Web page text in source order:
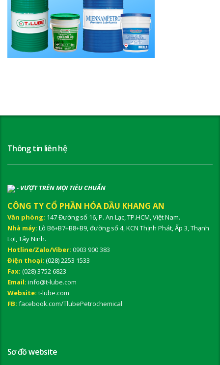
Thông tin liên hệ
- VƯỢT TRÊN MỌI TIÊU CHUẨN
CÔNG TY CỔ PHẦN HÓA DẦU KHANG AN
Văn phòng: 147 Đường số 16, P. An Lạc, TP.HCM, Việt Nam.
Nhà máy: Lô B6+B7+B8+B9, đường số 4, KCN Thịnh Phát, Ấp 3, Thạnh
Lợi, Tây Ninh.
Hotline/Zalo/Viber: 0903 900 383
Điện thoại: (028) 2253 1533
Fax: (028) 3752 6823
Email: info@t-lube.com
Website: t-lube.com
FB: facebook.com/TlubePetrochemical
Sơ đồ website